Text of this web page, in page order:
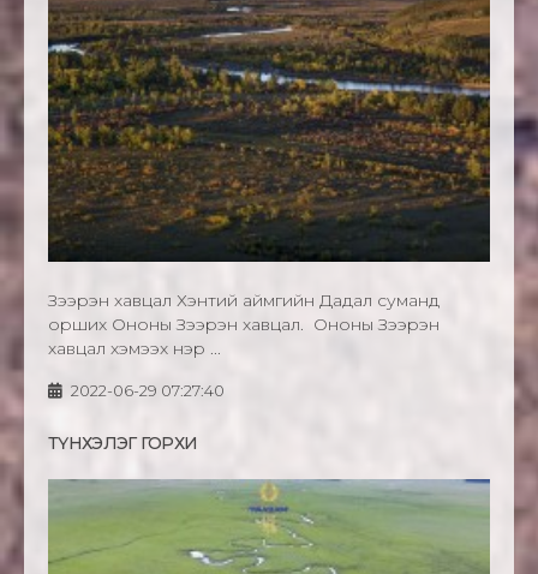
Зээрэн хавцал Хэнтий аймгийн Дадал суманд
орших Ононы Зээрэн хавцал. Ононы Зээрэн
хавцал хэмээх нэр ...
2022-06-29 07:27:40
ТҮНХЭЛЭГ ГОРХИ